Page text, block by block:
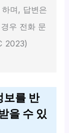
며, 답변은
우 전화 문
2023)
보를 반
을 수 있